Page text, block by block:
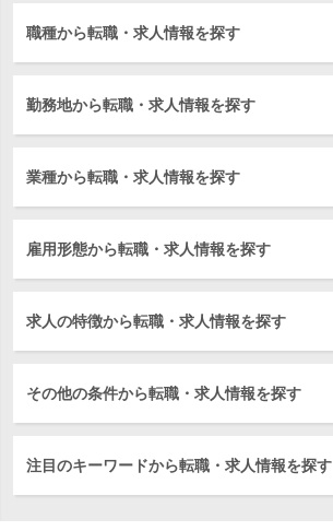
職種から転職・求人情報を探す
勤務地から転職・求人情報を探す
業種から転職・求人情報を探す
雇用形態から転職・求人情報を探す
求人の特徴から転職・求人情報を探す
その他の条件から転職・求人情報を探す
注目のキーワードから転職・求人情報を探す